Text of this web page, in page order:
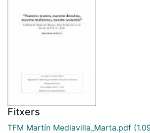
Fitxers
TFM Martín Mediavilla_Marta.pdf